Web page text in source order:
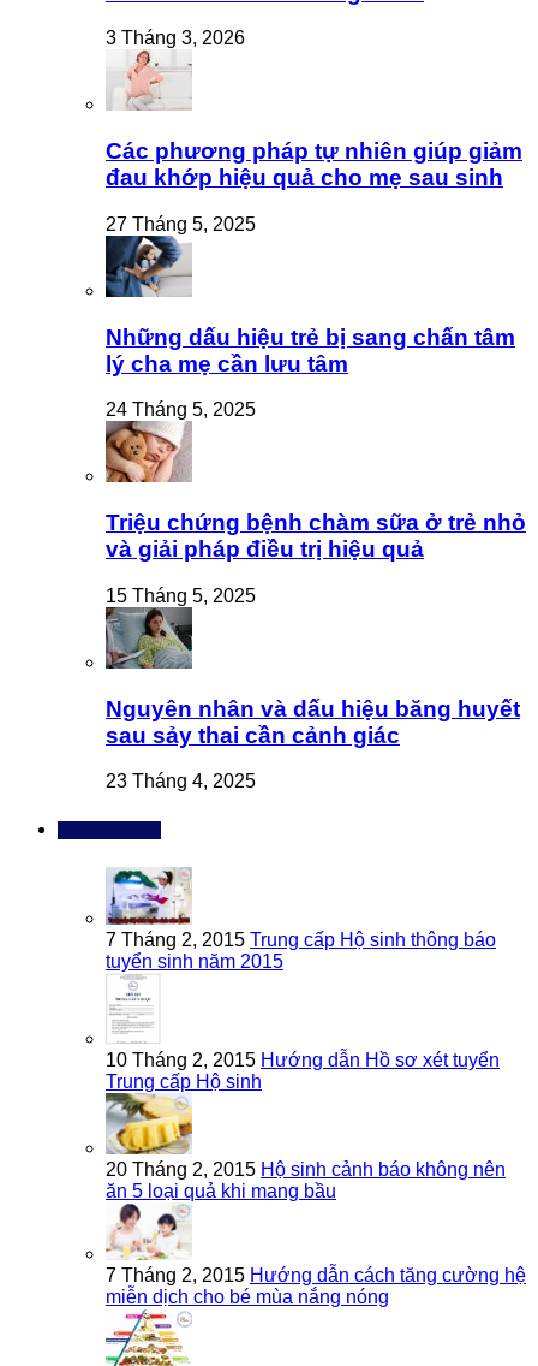
3 Tháng 3, 2026
Các phương pháp tự nhiên giúp giảm
đau khớp hiệu quả cho mẹ sau sinh
27 Tháng 5, 2025
Những dấu hiệu trẻ bị sang chấn tâm
lý cha mẹ cần lưu tâm
24 Tháng 5, 2025
Triệu chứng bệnh chàm sữa ở trẻ nhỏ
và giải pháp điều trị hiệu quả
15 Tháng 5, 2025
Nguyên nhân và dấu hiệu băng huyết
sau sảy thai cần cảnh giác
23 Tháng 4, 2025
7 Tháng 2, 2015 Trung cấp Hộ sinh thông báo
tuyển sinh năm 2015
10 Tháng 2, 2015 Hướng dẫn Hồ sơ xét tuyển
Trung cấp Hộ sinh
20 Tháng 2, 2015 Hộ sinh cảnh báo không nên
ăn 5 loại quả khi mang bầu
7 Tháng 2, 2015 Hướng dẫn cách tăng cường hệ
miễn dịch cho bé mùa nắng nóng